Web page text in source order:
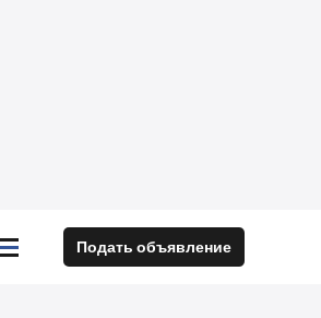
Подать объявление